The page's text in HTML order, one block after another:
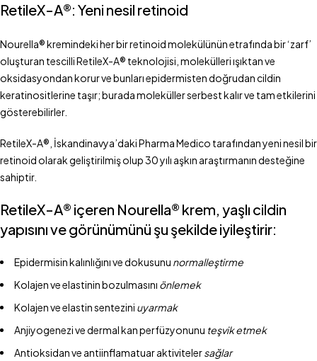
RetileX-A®: Yeni nesil retinoid
Nourella® kremindeki her bir retinoid molekülünün etrafında bir ‘zarf’
oluşturan tescilli RetileX-A® teknolojisi, molekülleri ışıktan ve
oksidasyondan korur ve bunları epidermisten doğrudan cildin
keratinositlerine taşır; burada moleküller serbest kalır ve tam etkilerini
gösterebilirler.
RetileX-A®, İskandinavya’daki Pharma Medico tarafından yeni nesil bir
retinoid olarak geliştirilmiş olup 30 yılı aşkın araştırmanın desteğine
sahiptir.
RetileX-A® içeren Nourella® krem, yaşlı cildin
yapısını ve görünümünü şu şekilde iyileştirir:
Epidermisin kalınlığını ve dokusunu normalleştirme
Kolajen ve elastinin bozulmasını önlemek
Kolajen ve elastin sentezini uyarmak
Anjiyogenezi ve dermal kan perfüzyonunu teşvik etmek
Antioksidan ve antiinflamatuar aktivitelersağlar